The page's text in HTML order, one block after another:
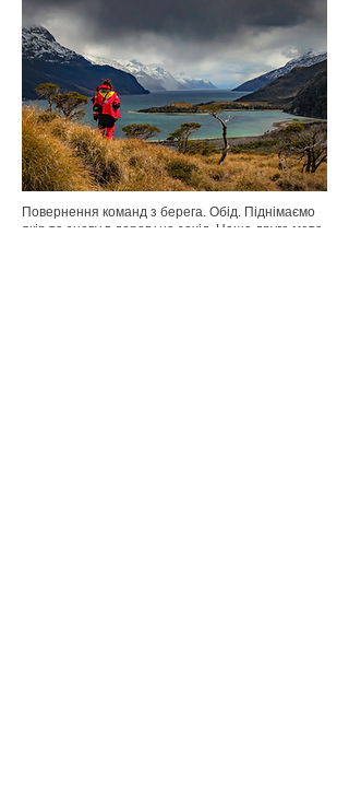
Повернення команд з берега. Обід. Піднімаємо
якір та знову в дорогу на захід. Наша друга мета